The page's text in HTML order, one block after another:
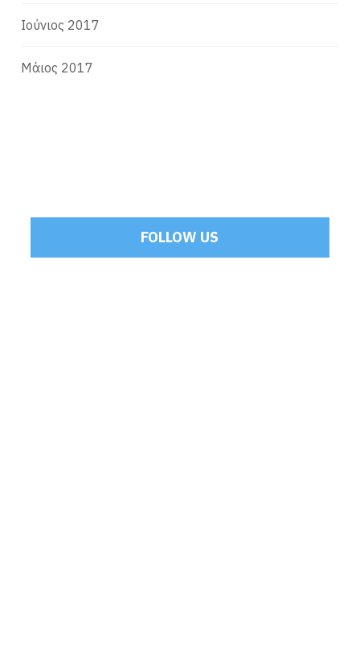
Ιούνιος 2017
Μάιος 2017
FOLLOW US